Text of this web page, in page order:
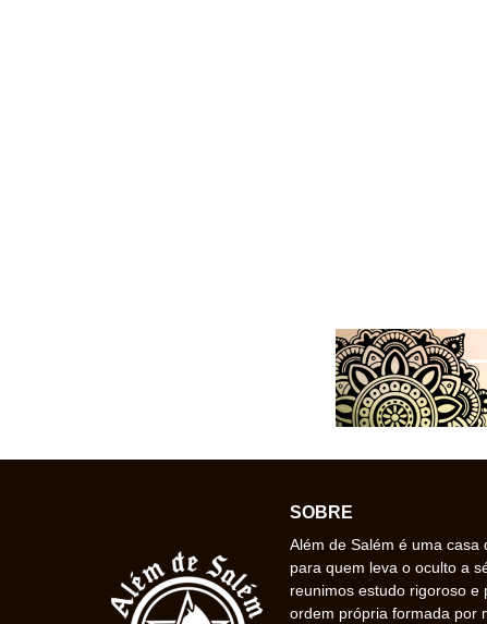
SOBRE
Além de Salém é uma casa
para quem leva o oculto a
reunimos estudo rigoroso e
ordem própria formada por